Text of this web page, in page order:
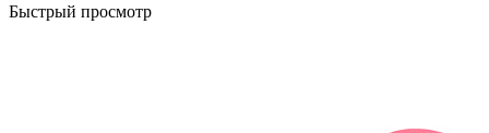
Быстрый просмотр